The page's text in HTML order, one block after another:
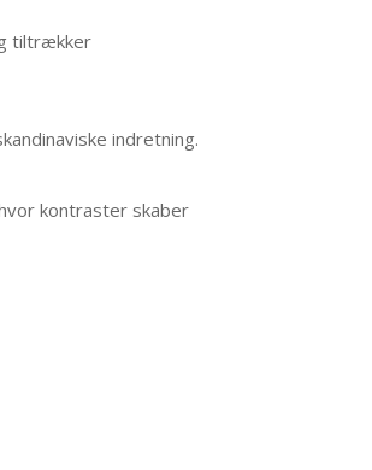
tiltrækker
indretning.
kontraster skaber